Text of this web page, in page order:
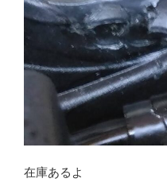
在庫あるよ